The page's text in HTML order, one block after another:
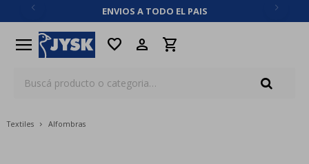
ENVIOS A TODO EL PAIS
menu favorite
Textiles Alfombras
close